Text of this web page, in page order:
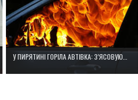
У ПИРЯТИНІ ГОРІЛА АВТІВКА: З’ЯСОВУЮ...